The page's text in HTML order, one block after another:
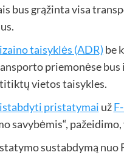
bus grąžinta visa
taisyklės (ADR) be
priemonėse
vietos taisykles.
pristatymai už
savybėmis“,
sustabdymą nuo